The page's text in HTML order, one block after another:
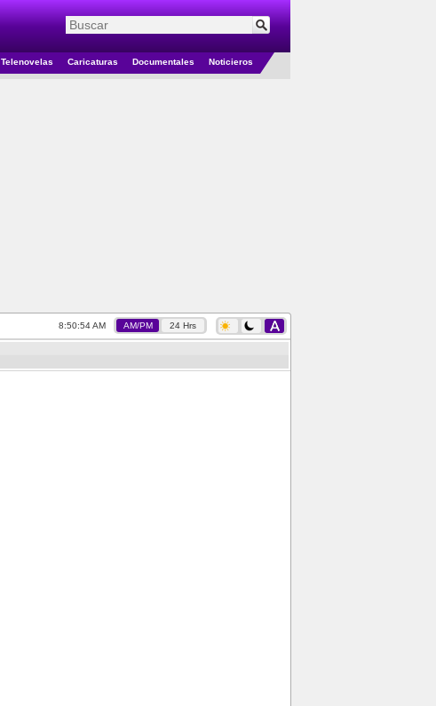
Telenovelas Caricaturas Documentales Noticieros
8:50:55 AM AM/PM 24 Hrs